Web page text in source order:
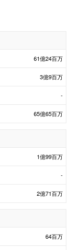
61億24百万
3億9百万
-
65億65百万
1億99百万
-
2億71百万
64百万